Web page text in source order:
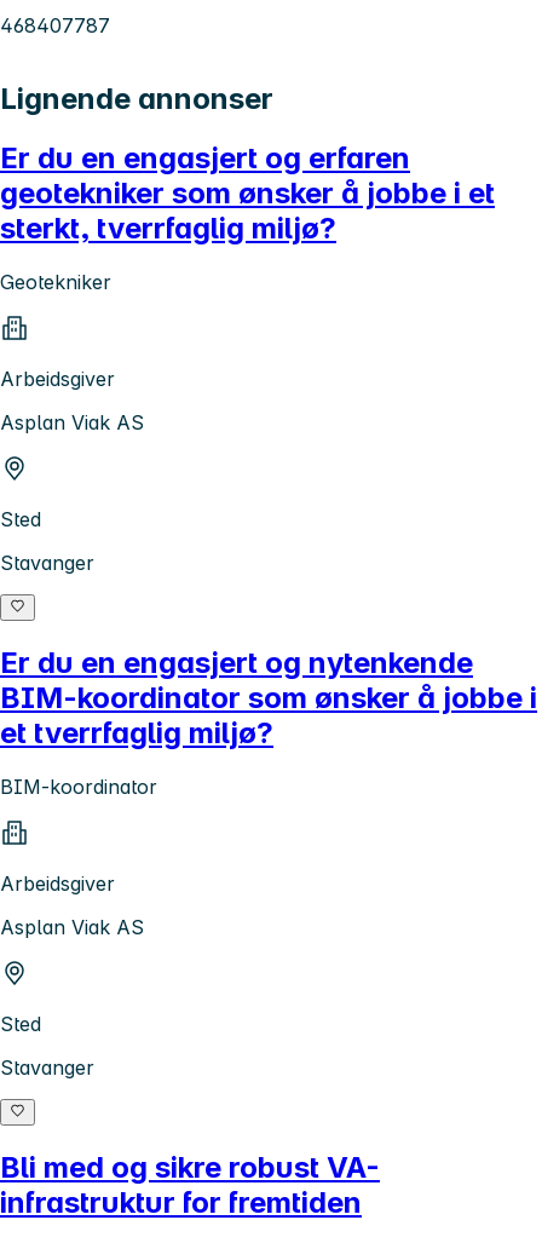
468407787
Lignende annonser
Er du en engasjert og erfaren
geotekniker som ønsker å jobbe i et
sterkt, tverrfaglig miljø?
Geotekniker
Arbeidsgiver
Asplan Viak AS
Sted
Stavanger
Er du en engasjert og nytenkende
BIM-koordinator som ønsker å jobbe i
et tverrfaglig miljø?
BIM-koordinator
Arbeidsgiver
Asplan Viak AS
Sted
Stavanger
Bli med og sikre robust VA-
infrastruktur for fremtiden